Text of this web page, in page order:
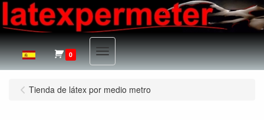
0 Menu
Tienda de látex por medio metro